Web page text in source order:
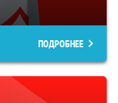
ПОДРОБНЕЕ